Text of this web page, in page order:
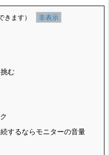
ます）
む
するならモニターの音量